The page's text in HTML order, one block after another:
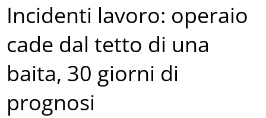
Incidenti lavoro: operaio
cade dal tetto di una
baita, 30 giorni di
prognosi